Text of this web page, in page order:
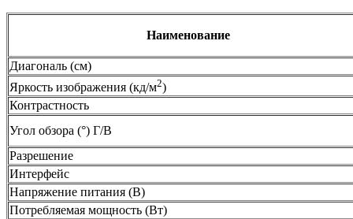
Наименование
Диагональ (см)
Яркость изображения (кд/м2)
Контрастность
Угол обзора (°) Г/В
Разрешение
Интерфейс
Напряжение питания (В)
Потребляемая мощность (Вт)